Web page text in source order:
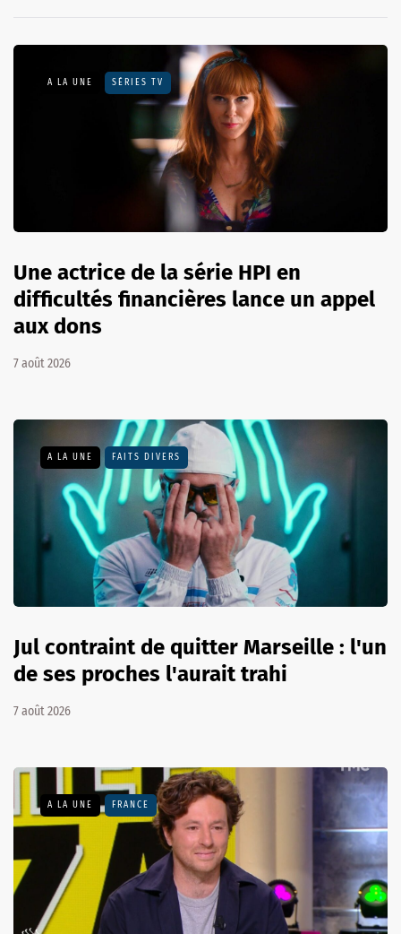
A LA UNE SÉRIES TV
Une actrice de la série HPI en
difficultés financières lance un appel
aux dons
7 août 2026
A LA UNE FAITS DIVERS
Jul contraint de quitter Marseille : l'un
de ses proches l'aurait trahi
7 août 2026
A LA UNE FRANCE